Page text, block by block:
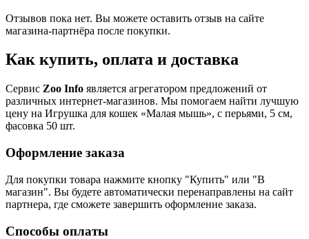
Отзывов пока нет. Вы можете оставить отзыв на сайте
магазина-партнёра после покупки.
Как купить, оплата и доставка
Сервис Zoo Info является агрегатором предложений от
различных интернет-магазинов. Мы помогаем найти лучшую
цену на Игрушка для кошек «Малая мышь», с перьями, 5 см,
фасовка 50 шт.
Оформление заказа
Для покупки товара нажмите кнопку "Купить" или "В
магазин". Вы будете автоматически перенаправлены на сайт
партнера, где сможете завершить оформление заказа.
Способы оплаты